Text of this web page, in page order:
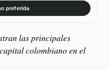
preferida
las principales
colombiano en el